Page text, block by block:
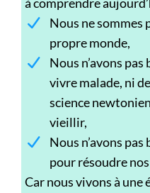
Nous ne sommes
propre monde,
Nous n’avons
vivre malade, ni
science
vieillir,
Nous n’avons
pour résoudre
Car nous vivons à une